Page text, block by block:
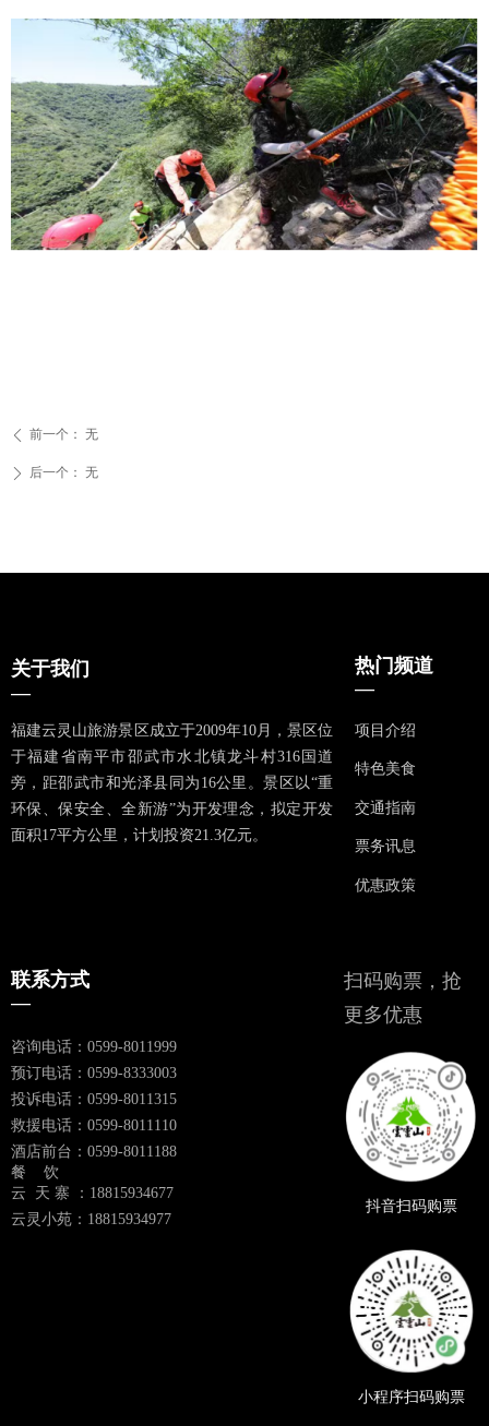
ꄴ 前一个： 无
ꄲ 后一个： 无
咨询电话：0599-8011999
预订电话：0599-8333003
投诉电话：0599-8011315
救援电话：0599-8011110
酒店前台：0599-8011188
餐 饮
云 天 寨 ：18815934677
云灵小苑：18815934977
联系方式
—
抖音扫码购票
小程序扫码购票
热门频道
—
项目介绍
特色美食
交通指南
票务讯息
优惠政策
关于我们
—
福建云灵山旅游景区成立于2009年10月，景区位
于福建省南平市邵武市水北镇龙斗村316国道
旁，距邵武市和光泽县同为16公里。景区以“重
环保、保安全、全新游”为开发理念，拟定开发
面积17平方公里，计划投资21.3亿元。
扫码购票，抢
更多优惠